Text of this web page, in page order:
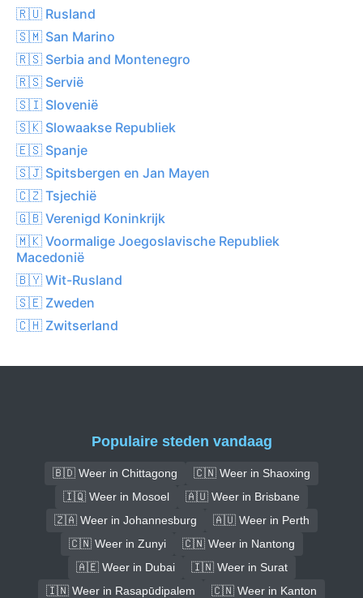
🇷🇺 Rusland
🇸🇲 San Marino
🇷🇸 Serbia and Montenegro
🇷🇸 Servië
🇸🇮 Slovenië
🇸🇰 Slowaakse Republiek
🇪🇸 Spanje
🇸🇯 Spitsbergen en Jan Mayen
🇨🇿 Tsjechië
🇬🇧 Verenigd Koninkrijk
🇲🇰 Voormalige Joegoslavische Republiek
Macedonië
🇧🇾 Wit-Rusland
🇸🇪 Zweden
🇨🇭 Zwitserland
Populaire steden vandaag
🇧🇩 Weer in Chittagong
🇨🇳 Weer in Shaoxing
🇮🇶 Weer in Mosoel
🇦🇺 Weer in Brisbane
🇿🇦 Weer in Johannesburg
🇦🇺 Weer in Perth
🇨🇳 Weer in Zunyi
🇨🇳 Weer in Nantong
🇦🇪 Weer in Dubai
🇮🇳 Weer in Surat
🇮🇳 Weer in Rasapūdipalem
🇨🇳 Weer in Kanton